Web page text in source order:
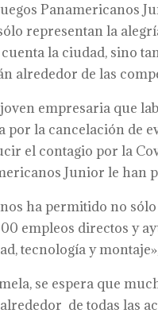
Panamericanos
representan la
la ciudad, sino
alrededor de las
empresaria que
por la cancelación de
el contagio por la
Junior le
ha permitido no
empleos directos y
tecnología y
se espera que
de todas las